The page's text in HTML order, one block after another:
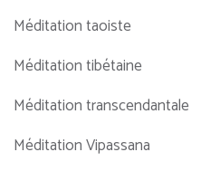
Méditation taoiste
Méditation tibétaine
Méditation transcendantale
Méditation Vipassana